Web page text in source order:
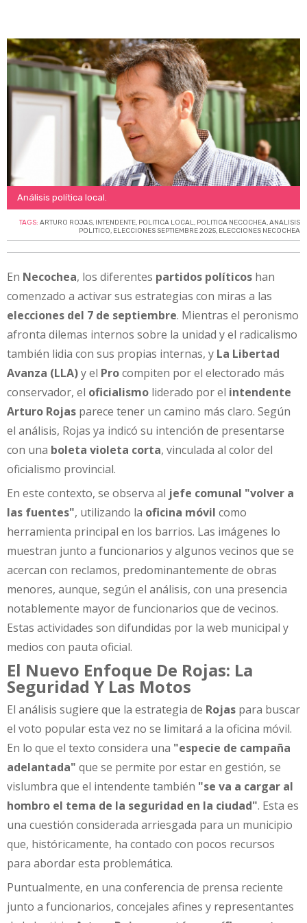
Análisis política local.
TAGS: ARTURO ROJAS, INTENDENTE, POLITICA LOCAL, POLITICA NECOCHEA,ANALISIS
POLITICO, ELECCIONES SEPTIEMBRE 2025, ELECCIONES NECOCHEA
En Necochea, los diferentes partidos políticos han
comenzado a activar sus estrategias con miras a las
elecciones del 7 de septiembre. Mientras el peronismo
afronta dilemas internos sobre la unidad y el radicalismo
también lidia con sus propias internas, y La Libertad
Avanza (LLA)y el Procompiten por el electorado más
conservador, el oficialismo liderado por el intendente
Arturo Rojas parece tener un camino más claro. Según
el análisis, Rojas ya indicó su intención de presentarse
con una boleta violeta corta, vinculada al color del
oficialismo provincial.
En este contexto, se observa al jefe comunal "volver a
las fuentes", utilizando la oficina móvil como
herramienta principal en los barrios. Las imágenes lo
muestran junto a funcionarios y algunos vecinos que se
acercan con reclamos, predominantemente de obras
menores, aunque, según el análisis, con una presencia
notablemente mayor de funcionarios que de vecinos.
Estas actividades son difundidas por la web municipal y
medios con pauta oficial.
El Nuevo Enfoque De Rojas: La
Seguridad Y Las Motos
El análisis sugiere que la estrategia de Rojas para buscar
el voto popular esta vez no se limitará a la oficina móvil.
En lo que el texto considera una "especie de campaña
adelantada" que se permite por estar en gestión, se
vislumbra que el intendente también "se va a cargar al
hombro el tema de la seguridad en la ciudad". Esta es
una cuestión considerada arriesgada para un municipio
que, históricamente, ha contado con pocos recursos
para abordar esta problemática.
Puntualmente, en una conferencia de prensa reciente
junto a funcionarios, concejales afines y representantes